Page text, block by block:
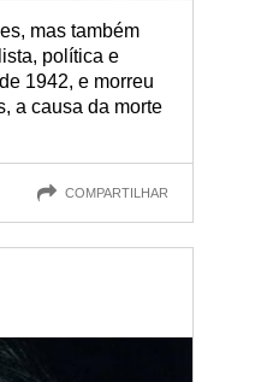
mas também
política e
1942, e morreu
a causa da morte
COMPARTILHAR